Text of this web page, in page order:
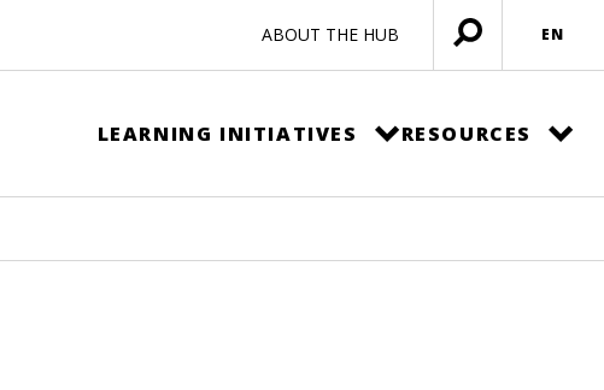
ABOUT THE HUB
Open
menu
EN
LEARNING INITIATIVES RESOURCES